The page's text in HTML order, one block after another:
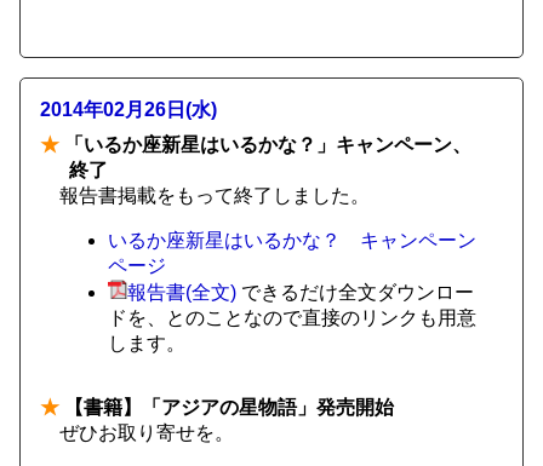
2014年02月26日(水)
★ 「いるか座新星はいるかな？」キャンペーン、
終了
報告書掲載をもって終了しました。
いるか座新星はいるかな？ キャンペーン
ページ
報告書(全文) できるだけ全文ダウンロー
ドを、とのことなので直接のリンクも用意
します。
★ 【書籍】「アジアの星物語」発売開始
ぜひお取り寄せを。